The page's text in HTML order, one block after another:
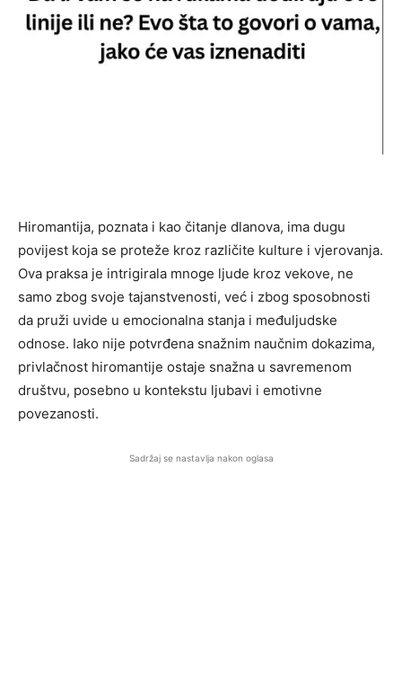
Hiromantija, poznata i kao čitanje dlanova, ima dugu
povijest koja se proteže kroz različite kulture i vjerovanja.
Ova praksa je intrigirala mnoge ljude kroz vekove, ne
samo zbog svoje tajanstvenosti, već i zbog sposobnosti
da pruži uvide u emocionalna stanja i međuljudske
odnose. Iako nije potvrđena snažnim naučnim dokazima,
privlačnost hiromantije ostaje snažna u savremenom
društvu, posebno u kontekstu ljubavi i emotivne
povezanosti.
Sadržaj se nastavlja nakon oglasa